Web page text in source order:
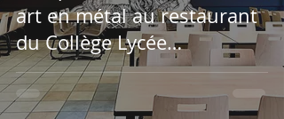
art en métal au restaurant
du Collège Lycée
Charlemagne de Thionville